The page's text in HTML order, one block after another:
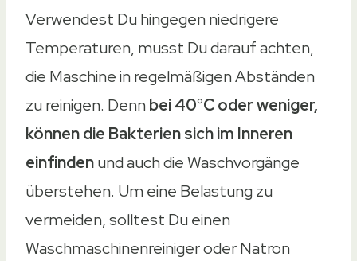
Verwendest Du hingegen niedrigere
Temperaturen, musst Du darauf achten,
die Maschine in regelmäßigen Abständen
zu reinigen. Dennbei 40°C oder weniger,
können die Bakterien sich im Inneren
einfindenund auch die Waschvorgänge
überstehen. Um eine Belastung zu
vermeiden, solltest Du einen
Waschmaschinenreiniger oder Natron